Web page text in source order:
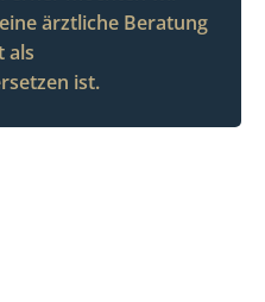
ärztliche Beratung
als
ist.